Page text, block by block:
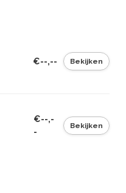
€--,-- Bekijken
€--,-
-
Bekijken